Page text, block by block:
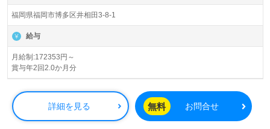
相談可能です。転職相談、求人紹介、年収交渉など完全無
料サービスをご利用いただけます。＜非公開求人も取扱い
あり！＞"転職支援"のプロと一緒に転職活動！お問い合わ
福岡県福岡市博多区井相田3-8-1
給与
月給制:172353円～
賞与年2回2.0か月分
詳細を見る 無料 お問合せ